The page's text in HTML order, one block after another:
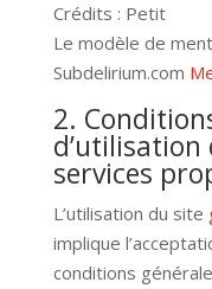
Crédits : Petit
Le modèle de
Subdelirium.com
2.
d’utilisation
services
L’utilisation du site
implique
conditions